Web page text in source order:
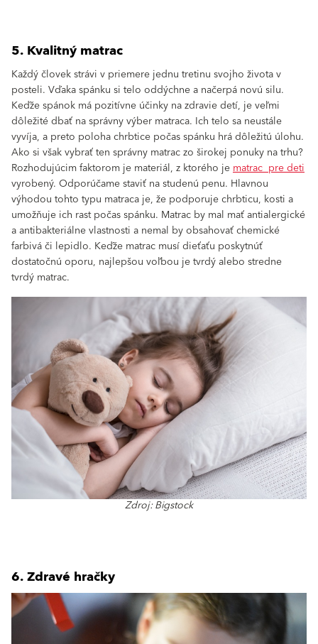
5. Kvalitný matrac
Každý človek strávi v priemere jednu tretinu svojho života v
posteli. Vďaka spánku si telo oddýchne a načerpá novú silu.
Keďže spánok má pozitívne účinky na zdravie detí, je veľmi
dôležité dbať na správny výber matraca. Ich telo sa neustále
vyvíja, a preto poloha chrbtice počas spánku hrá dôležitú úlohu.
Ako si však vybrať ten správny matrac zo širokej ponuky na trhu?
Rozhodujúcim faktorom je materiál, z ktorého jematrac pre deti
vyrobený. Odporúčame staviť na studenú penu. Hlavnou
výhodou tohto typu matraca je, že podporuje chrbticu, kosti a
umožňuje ich rast počas spánku. Matrac by mal mať antialergické
a antibakteriálne vlastnosti a nemal by obsahovať chemické
farbivá či lepidlo. Keďže matrac musí dieťaťu poskytnúť
dostatočnú oporu, najlepšou voľbou je tvrdý alebo stredne
tvrdý matrac.
Zdroj: Bigstock
6. Zdravé hračky